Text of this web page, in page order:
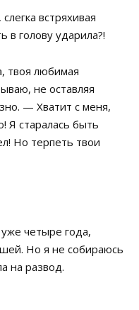
встряхивая
в голову ударила?!
твоя любимая
не оставляя
— Хватит с меня,
Я старалась быть
Но терпеть твои
четыре года,
Но я не собираюсь
на развод.